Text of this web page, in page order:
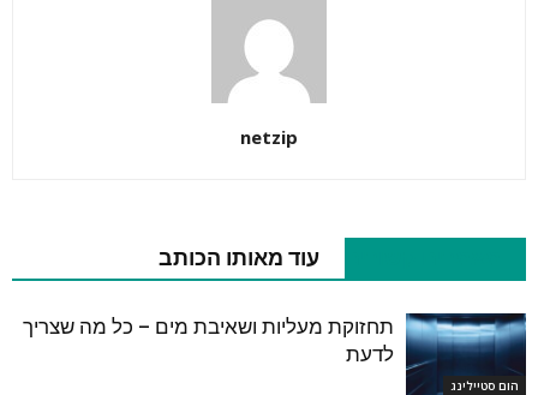
netzip
עוד מאותו הכותב
הום סטיילינג
תחזוקת מעליות ושאיבת מים – כל מה שצריך
לדעת